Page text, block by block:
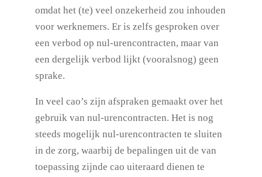
omdat het (te) veel onzekerheid zou inhouden
voor werknemers. Er is zelfs gesproken over
een verbod op nul-urencontracten, maar van
een dergelijk verbod lijkt (vooralsnog) geen
sprake.
In veel cao’s zijn afspraken gemaakt over het
gebruik van nul-urencontracten. Het is nog
steeds mogelijk nul-urencontracten te sluiten
in de zorg, waarbij de bepalingen uit de van
toepassing zijnde cao uiteraard dienen te